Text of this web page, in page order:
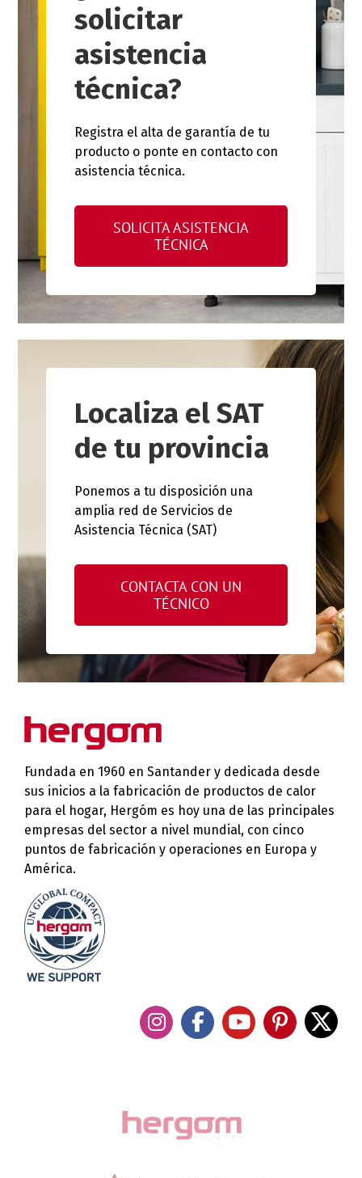
solicitar
asistencia
técnica?
Registra el alta de garantía de tu
producto o ponte en contacto con
asistencia técnica.
SOLICITA ASISTENCIA
TÉCNICA
Localiza el SAT
de tu provincia
Ponemos a tu disposición una
amplia red de Servicios de
Asistencia Técnica (SAT)
CONTACTA CON UN
TÉCNICO
Fundada en 1960 en Santander y dedicada desde
sus inicios a la fabricación de productos de calor
para el hogar, Hergóm es hoy una de las principales
empresas del sector a nivel mundial, con cinco
puntos de fabricación y operaciones en Europa y
América.